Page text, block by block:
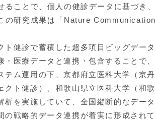
ことで、個人の健診データに基づき
の研究成果は「Nature
健診で蓄積した超多項目ビッグデー
医療データと連携・包含することで
ム運用の下、京都府立医科大学（京
クト健診）、和歌山県立医科大学（和
を実施していて、全国縦断的なデー
戦略的データ連携が着実に形成されて